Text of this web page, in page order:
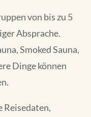
von bis zu 5
Absprache.
Smoked Sauna,
Dinge können
Reisedaten,